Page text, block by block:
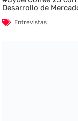
Desarrollo de
Entrevistas